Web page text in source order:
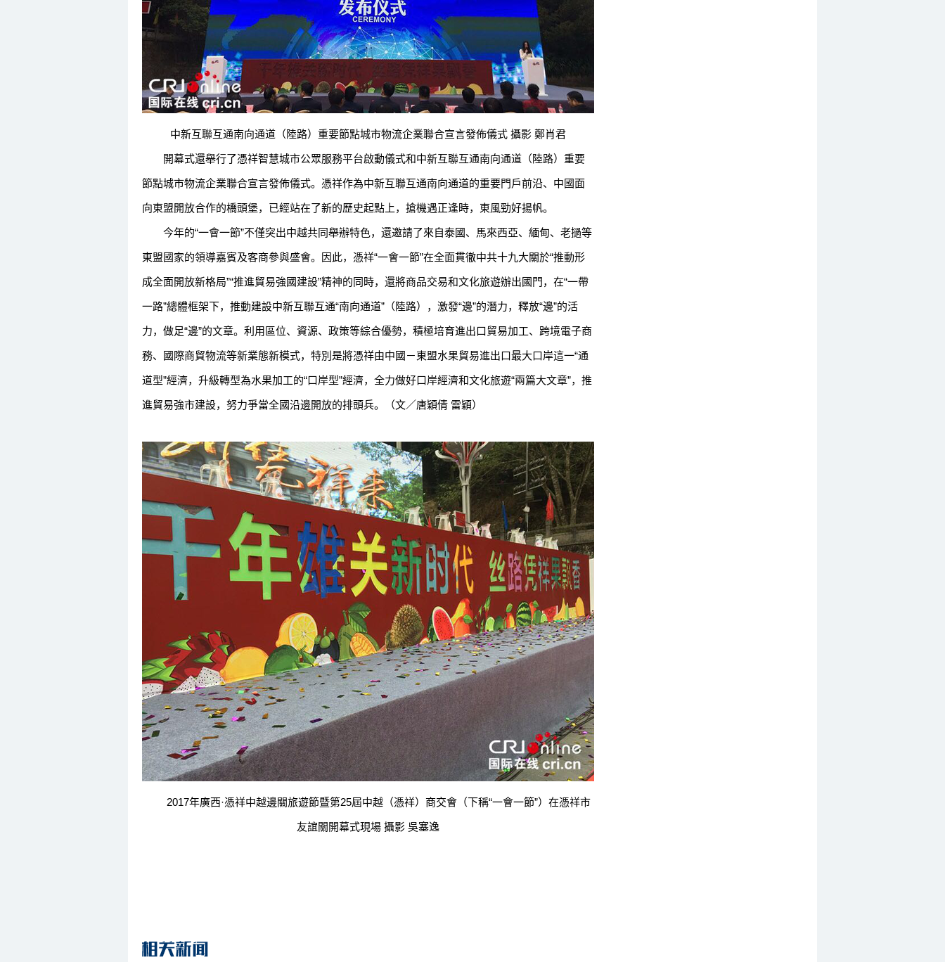
中新互聯互通南向通道（陸路）重要節點城市物流企業聯合宣言發佈儀式 攝影 鄭肖君
開幕式還舉行了憑祥智慧城市公眾服務平台啟動儀式和中新互聯互通南向通道（陸路）重要
節點城市物流企業聯合宣言發佈儀式。憑祥作為中新互聯互通南向通道的重要門戶前沿、中國面
向東盟開放合作的橋頭堡，已經站在了新的歷史起點上，搶機遇正逢時，東風勁好揚帆。
今年的“一會一節”不僅突出中越共同舉辦特色，還邀請了來自泰國、馬來西亞、緬甸、老撾等
東盟國家的領導嘉賓及客商參與盛會。因此，憑祥“一會一節”在全面貫徹中共十九大關於“推動形
成全面開放新格局”“推進貿易強國建設”精神的同時，還將商品交易和文化旅遊辦出國門，在“一帶
一路”總體框架下，推動建設中新互聯互通“南向通道”（陸路），激發“邊”的潛力，釋放“邊”的活
力，做足“邊”的文章。利用區位、資源、政策等綜合優勢，積極培育進出口貿易加工、跨境電子商
務、國際商貿物流等新業態新模式，特別是將憑祥由中國－東盟水果貿易進出口最大口岸這一“通
道型”經濟，升級轉型為水果加工的“口岸型”經濟，全力做好口岸經濟和文化旅遊“兩篇大文章”，推
進貿易強市建設，努力爭當全國沿邊開放的排頭兵。（文／唐穎倩 雷穎）
2017年廣西·憑祥中越邊關旅遊節暨第25屆中越（憑祥）商交會（下稱“一會一節”）在憑祥市
友誼關開幕式現場 攝影 吳塞逸